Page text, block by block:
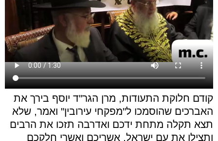
קודם חלוקת התעודות, מרן הגר"ד יוסף בירך את
האברכים שהוסמכו ל"מפקחי עירובין" ואמר, שלא
תצא תקלה מתחת ידכם ואדרבה תזכו את הרבים
ותצילו את עם ישראל, אשריכם ואשרי חלקכם